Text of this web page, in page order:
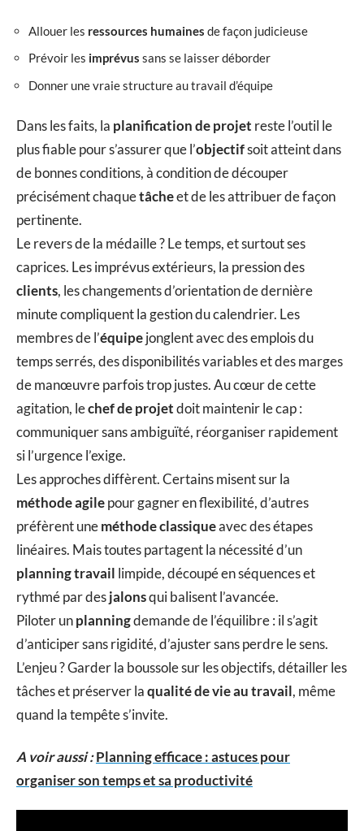
Allouer les ressources humaines de façon judicieuse
Prévoir les imprévus sans se laisser déborder
Donner une vraie structure au travail d’équipe
Dans les faits, la planification de projet reste l’outil le
plus fiable pour s’assurer que l’objectifsoit atteint dans
de bonnes conditions, à condition de découper
précisément chaquetâcheet de les attribuer de façon
pertinente.
Le revers de la médaille ? Le temps, et surtout ses
caprices. Les imprévus extérieurs, la pression des
clients, les changements d’orientation de dernière
minute compliquent la gestion du calendrier. Les
membres de l’équipejonglent avec des emplois du
temps serrés, des disponibilités variables et des marges
de manœuvre parfois trop justes. Au cœur de cette
agitation, lechef de projetdoit maintenir le cap :
communiquer sans ambiguïté, réorganiser rapidement
si l’urgence l’exige.
Les approches diffèrent. Certains misent sur la
méthode agilepour gagner en flexibilité, d’autres
préfèrent uneméthode classiqueavec des étapes
linéaires. Mais toutes partagent la nécessité d’un
planning travail limpide, découpé en séquences et
rythmé par desjalonsqui balisent l’avancée.
Piloter unplanningdemande de l’équilibre : il s’agit
d’anticiper sans rigidité, d’ajuster sans perdre le sens.
L’enjeu ? Garder la boussole sur les objectifs, détailler les
tâches et préserver laqualité de vie au travail, même
quand la tempête s’invite.
A voir aussi :Planning efficace : astuces pour
organiser son temps et sa productivité